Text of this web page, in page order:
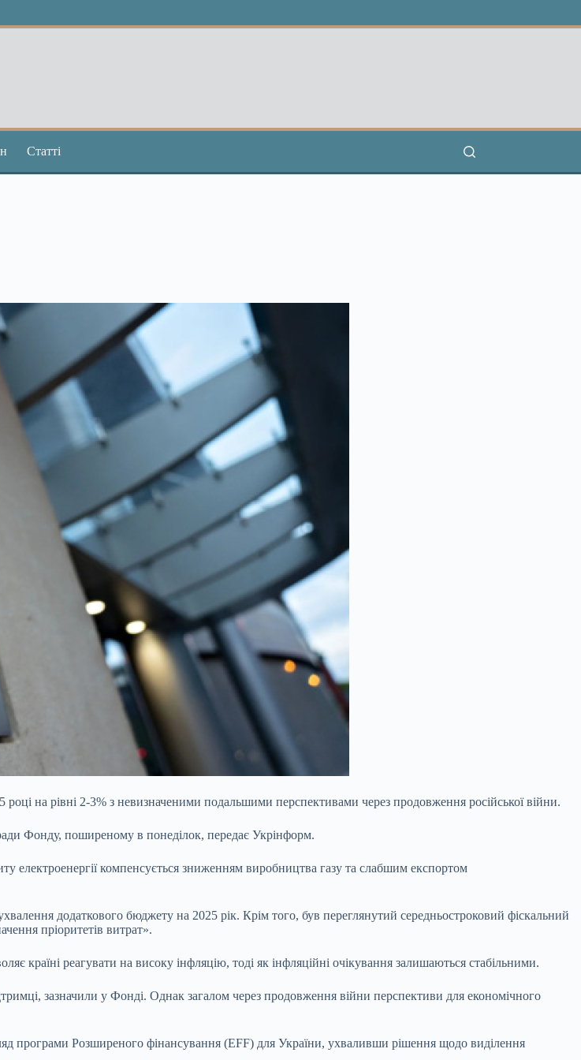
Статті
на рівні 2-3% з невизначеними подальшими перспективами через продовження російської війни.
Фонду, поширеному в понеділок, передає Укрінформ.
електроенергії компенсується зниженням виробництва газу та слабшим експортом
додаткового бюджету на 2025 рік. Крім того, був переглянутий середньостроковий фіскальний
пріоритетів витрат».
країні реагувати на високу інфляцію, тоді як інфляційні очікування залишаються стабільними.
зазначили у Фонді. Однак загалом через продовження війни перспективи для економічного
програми Розширеного фінансування (EFF) для України, ухваливши рішення щодо виділення